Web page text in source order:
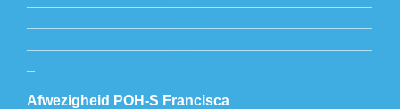
Afwezigheid POH-S Francisca